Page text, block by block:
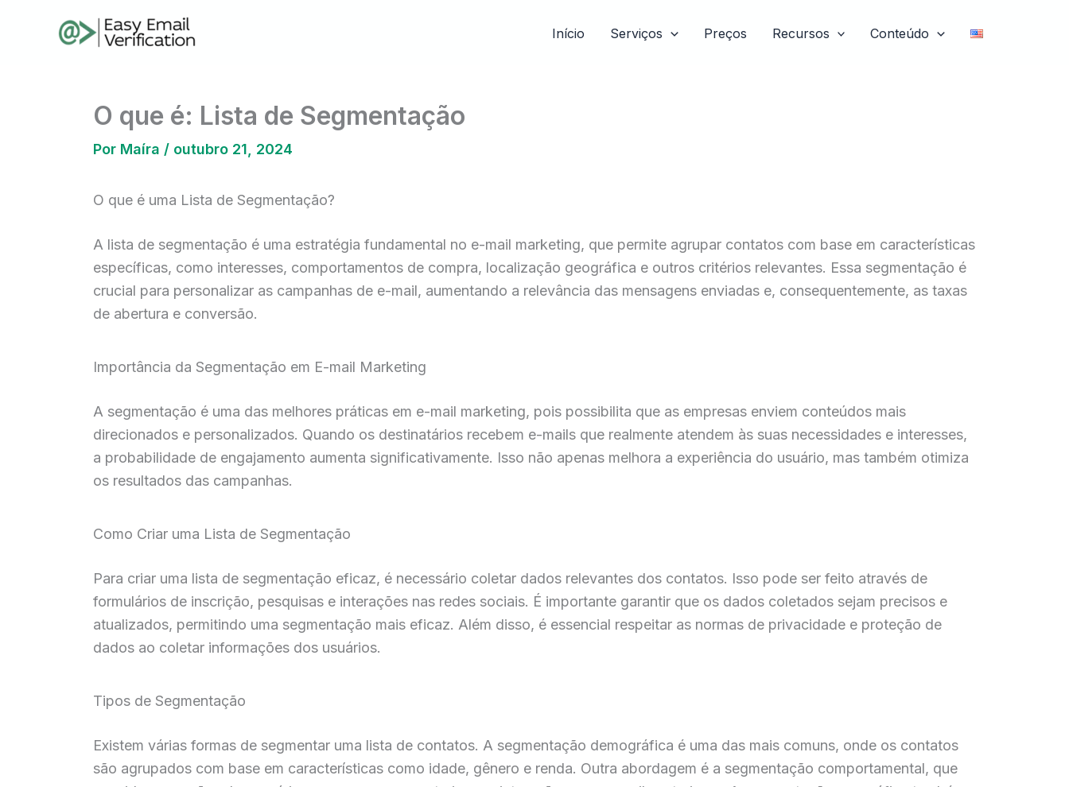
Início Serviços Preços Recursos Conteúdo
O que é: Lista de Segmentação
Por Maíra / outubro 21, 2024
O que é uma Lista de Segmentação?
A lista de segmentação é uma estratégia fundamental no e-mail marketing, que permite agrupar contatos com base em características
específicas, como interesses, comportamentos de compra, localização geográfica e outros critérios relevantes. Essa segmentação é
crucial para personalizar as campanhas de e-mail, aumentando a relevância das mensagens enviadas e, consequentemente, as taxas
de abertura e conversão.
Importância da Segmentação em E-mail Marketing
A segmentação é uma das melhores práticas em e-mail marketing, pois possibilita que as empresas enviem conteúdos mais
direcionados e personalizados. Quando os destinatários recebem e-mails que realmente atendem às suas necessidades e interesses,
a probabilidade de engajamento aumenta significativamente. Isso não apenas melhora a experiência do usuário, mas também otimiza
os resultados das campanhas.
Como Criar uma Lista de Segmentação
Para criar uma lista de segmentação eficaz, é necessário coletar dados relevantes dos contatos. Isso pode ser feito através de
formulários de inscrição, pesquisas e interações nas redes sociais. É importante garantir que os dados coletados sejam precisos e
atualizados, permitindo uma segmentação mais eficaz. Além disso, é essencial respeitar as normas de privacidade e proteção de
dados ao coletar informações dos usuários.
Tipos de Segmentação
Existem várias formas de segmentar uma lista de contatos. A segmentação demográfica é uma das mais comuns, onde os contatos
são agrupados com base em características como idade, gênero e renda. Outra abordagem é a segmentação comportamental, que